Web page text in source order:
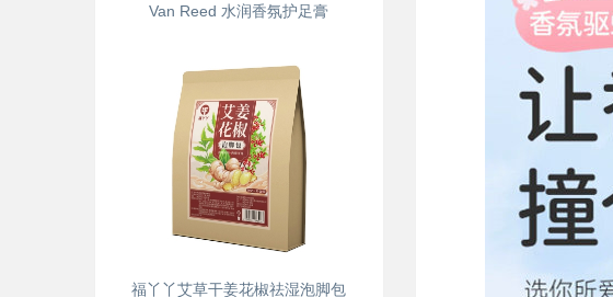
Van Reed 水润香氛护足膏
福丫丫艾草干姜花椒祛湿泡脚包